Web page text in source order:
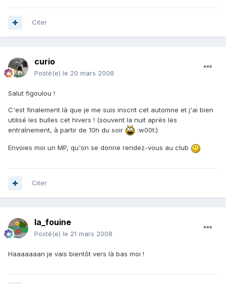
Citer
curio
Posté(e) le 20 mars 2008
Salut figoulou !
C'est finalement là que je me suis inscrit cet automne et j'ai bien
utilisé les bulles cet hivers ! (souvent la nuit après les
entraînement, à partir de 10h du soir
:w00t:)
Envoies moi un MP, qu'on se donne rendez-vous au club
Citer
la_fouine
Posté(e) le 21 mars 2008
Haaaaaaan je vais bientôt vers là bas moi !